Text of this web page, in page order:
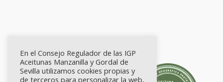
En el Consejo Regulador de las IGP
Aceitunas Manzanilla y Gordal de
Sevilla utilizamos cookies propias y
de terceros para personalizar la web,